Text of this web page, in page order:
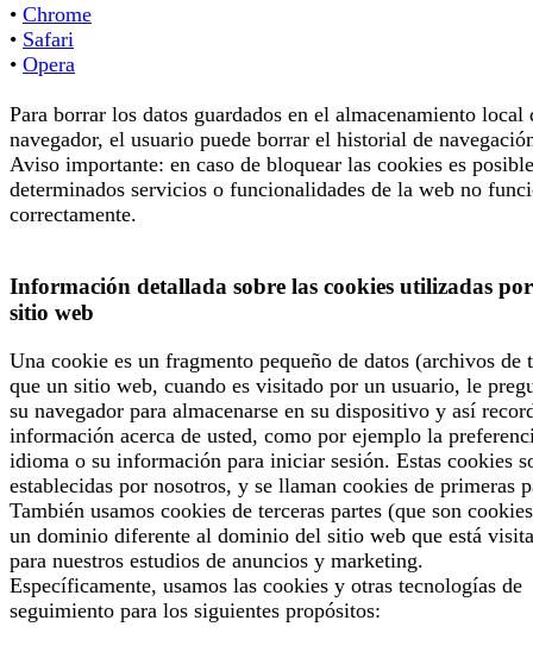
• Chrome
• Safari
• Opera
Para borrar los datos guardados en el almacenamiento local
navegador, el usuario puede borrar el historial de
Aviso importante: en caso de bloquear las cookies es
determinados servicios o funcionalidades de la web no
correctamente.
Información detallada sobre las cookies utilizadas por
sitio web
Una cookie es un fragmento pequeño de datos (archivos de
que un sitio web, cuando es visitado por un usuario, le
su navegador para almacenarse en su dispositivo y así
información acerca de usted, como por ejemplo la
idioma o su información para iniciar sesión. Estas cookies
establecidas por nosotros, y se llaman cookies de primeras
También usamos cookies de terceras partes (que son
un dominio diferente al dominio del sitio web que está
para nuestros estudios de anuncios y marketing.
Específicamente, usamos las cookies y otras tecnologías de
seguimiento para los siguientes propósitos: